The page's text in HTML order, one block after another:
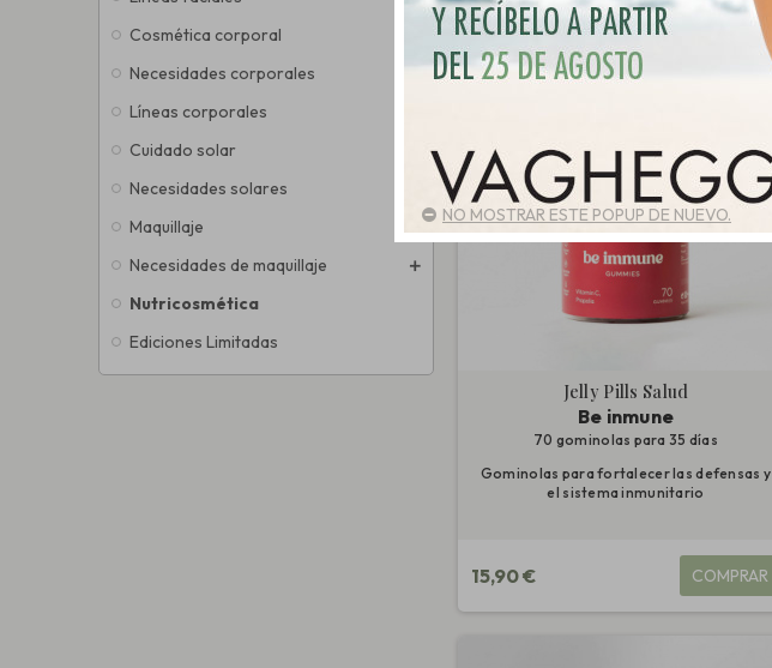
Cosmética corporal
Necesidades corporales
Líneas corporales
Cuidado solar
Necesidades solares
Maquillaje
Necesidades de maquillaje
Nutricosmética
Ediciones Limitadas
Jelly Pills Salud
Be inmune
70 gominolas para 35 días
Gominolas para fortalecer las defensas y
el sistema inmunitario
15,90 € COMPRAR
NO MOSTRAR ESTE POPUP DE NUEVO.